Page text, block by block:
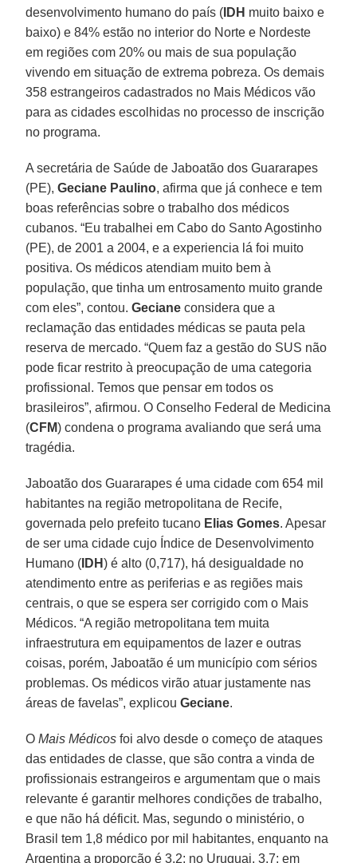
desenvolvimento humano do país ( IDH muito baixo e
baixo) e 84% estão no interior do Norte e Nordeste
em regiões com 20% ou mais de sua população
vivendo em situação de extrema pobreza. Os demais
358 estrangeiros cadastrados no Mais Médicos vão
para as cidades escolhidas no processo de inscrição
no programa.
A secretária de Saúde de Jaboatão dos Guararapes
(PE),Geciane Paulino, afirma que já conhece e tem
boas referências sobre o trabalho dos médicos
cubanos. “Eu trabalhei em Cabo do Santo Agostinho
(PE), de 2001 a 2004, e a experiencia lá foi muito
positiva. Os médicos atendiam muito bem à
população, que tinha um entrosamento muito grande
com eles”, contou.Geciane considera que a
reclamação das entidades médicas se pauta pela
reserva de mercado. “Quem faz a gestão do SUS não
pode ficar restrito à preocupação de uma categoria
profissional. Temos que pensar em todos os
brasileiros”, afirmou. O Conselho Federal de Medicina
(CFM) condena o programa avaliando que será uma
tragédia.
Jaboatão dos Guararapes é uma cidade com 654 mil
habitantes na região metropolitana de Recife,
governada pelo prefeito tucano Elias Gomes. Apesar
de ser uma cidade cujo Índice de Desenvolvimento
Humano ( IDH) é alto (0,717), há desigualdade no
atendimento entre as periferias e as regiões mais
centrais, o que se espera ser corrigido com o Mais
Médicos. “A região metropolitana tem muita
infraestrutura em equipamentos de lazer e outras
coisas, porém, Jaboatão é um município com sérios
problemas. Os médicos virão atuar justamente nas
áreas de favelas”, explicouGeciane.
O Mais Médicos foi alvo desde o começo de ataques
das entidades de classe, que são contra a vinda de
profissionais estrangeiros e argumentam que o mais
relevante é garantir melhores condições de trabalho,
e que não há déficit. Mas, segundo o ministério, o
Brasil tem 1,8 médico por mil habitantes, enquanto na
Argentina a proporção é 3,2; no Uruguai, 3,7; em